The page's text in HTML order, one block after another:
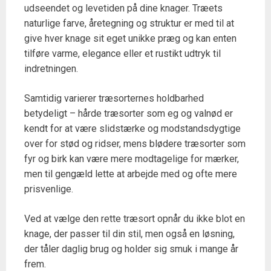
udseendet og levetiden på dine knager. Træets
naturlige farve, åretegning og struktur er med til at
give hver knage sit eget unikke præg og kan enten
tilføre varme, elegance eller et rustikt udtryk til
indretningen.
Samtidig varierer træsorternes holdbarhed
betydeligt – hårde træsorter som eg og valnød er
kendt for at være slidstærke og modstandsdygtige
over for stød og ridser, mens blødere træsorter som
fyr og birk kan være mere modtagelige for mærker,
men til gengæld lette at arbejde med og ofte mere
prisvenlige.
Ved at vælge den rette træsort opnår du ikke blot en
knage, der passer til din stil, men også en løsning,
der tåler daglig brug og holder sig smuk i mange år
frem.